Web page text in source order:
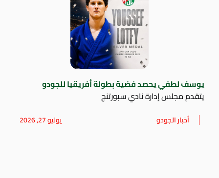
يوسف لطفي يحصد فضية بطولة أفريقيا للجودو
يتقدم مجلس إدارة نادي سبورتنج
أخبار الجودو يوليو 27, 2026